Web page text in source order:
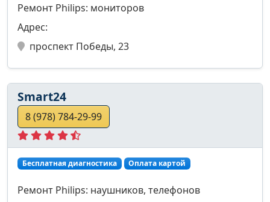
Ремонт Philips: мониторов
Адрес:
проспект Победы, 23
Smart24
8 (978) 784-29-99
Бесплатная диагностика Оплата картой
Ремонт Philips: наушников, телефонов